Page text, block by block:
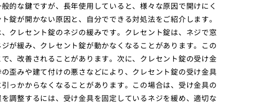
的な鍵ですが、長年使用していると、様々な原因で開けにく
錠が開かない原因と、自分でできる対処法をご紹介します。
クレセント錠のネジの緩みです。クレセント錠は、ネジで窓
が緩み、クレセント錠が動かなくなることがあります。この
、改善されることがあります。次に、クレセント錠の受け金
歪みや建て付けの悪さなどにより、クレセント錠の受け金具
っかからなくなることがあります。この場合は、受け金具の
調整するには、受け金具を固定しているネジを緩め、適切な